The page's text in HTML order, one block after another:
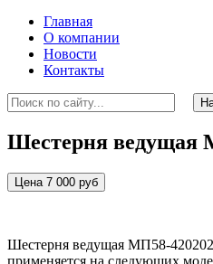
Главная
О компании
Новости
Контакты
Шестерня ведущая
Цена 7 000 руб
Шестерня ведущая МП58-